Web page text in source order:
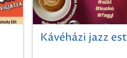
Kávéházi jazz est